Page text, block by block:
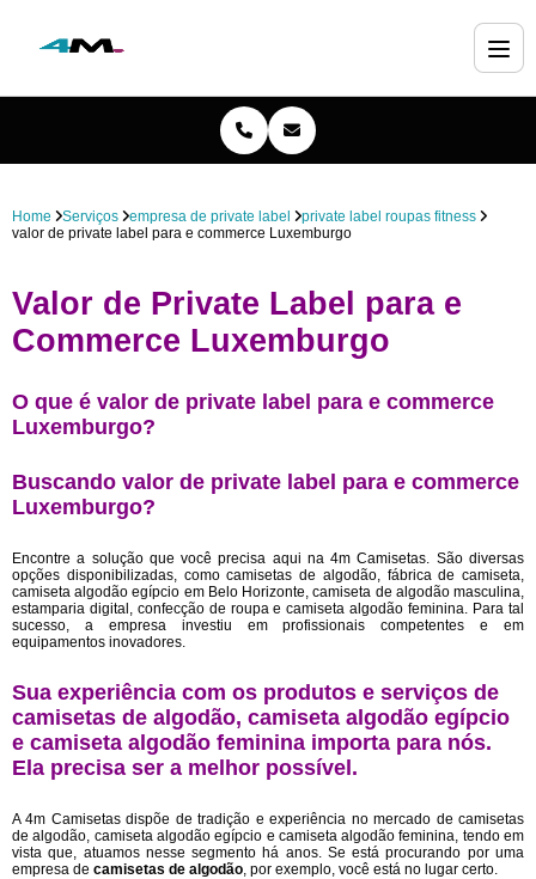
Home Serviços empresa de private label
private label roupas fitness
valor de private label para e commerce Luxemburgo
Valor de Private Label para e
Commerce Luxemburgo
O que é valor de private label para e commerce
Luxemburgo?
Buscando valor de private label para e commerce
Luxemburgo?
Encontre a solução que você precisa aqui na 4m Camisetas. São diversas
opções disponibilizadas, como camisetas de algodão, fábrica de camiseta,
camiseta algodão egípcio em Belo Horizonte, camiseta de algodão masculina,
estamparia digital, confecção de roupa e camiseta algodão feminina. Para tal
sucesso, a empresa investiu em profissionais competentes e em
equipamentos inovadores.
Sua experiência com os produtos e serviços de
camisetas de algodão, camiseta algodão egípcio
e camiseta algodão feminina importa para nós.
Ela precisa ser a melhor possível.
A 4m Camisetas dispõe de tradição e experiência no mercado de camisetas
de algodão, camiseta algodão egípcio e camiseta algodão feminina, tendo em
vista que, atuamos nesse segmento há anos. Se está procurando por uma
empresa de camisetas de algodão, por exemplo, você está no lugar certo.